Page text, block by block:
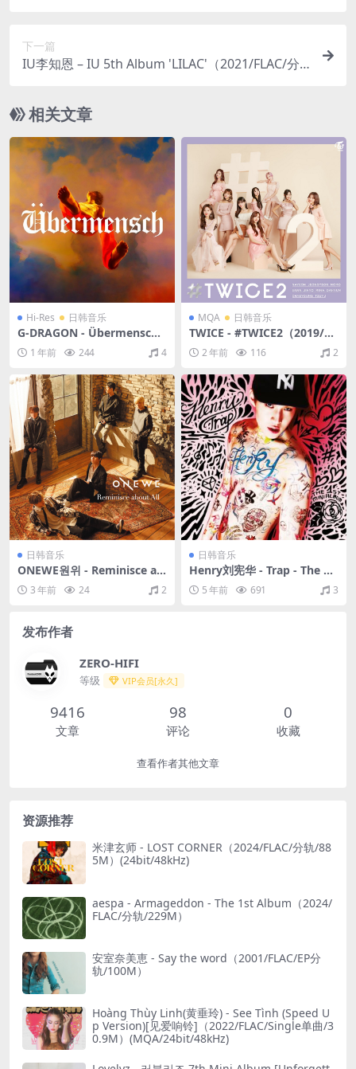
下一篇
IU李知恩 – IU 5th Album 'LILAC'（2021/FLAC/分
相关文章
Hi-Res 日韩音乐
G-DRAGON - Übermensch
（2025/FLAC/分轨/321M）
(24bit/48kHz)
1 年前 244 4
MQA 日韩音乐
TWICE - #TWICE2（2019/FL
AC/EP分轨/133M）
2 年前 116 2
日韩音乐
ONEWE원위 - Reminisce ab
out All（2019/FLAC/EP分
轨/78.9M）
3 年前 24 2
日韩音乐
Henry刘宪华 - Trap - The 1s
t Mini Album（2013/FLAC/
EP分轨/156M）
5 年前 691 3
发布作者
ZERO-HIFI
等级 VIP会员[永久]
9416
文章
98
评论
0
收藏
查看作者其他文章
资源推荐
米津玄师 - LOST CORNER（2024/FLAC/分轨/88
5M）(24bit/48kHz)
aespa - Armageddon - The 1st Album（2024/
FLAC/分轨/229M）
安室奈美恵 - Say the word（2001/FLAC/EP分
轨/100M）
Hoàng Thùy Linh(黄垂玲) - See Tình (Speed U
p Version)[见爱响铃]（2022/FLAC/Single单曲/3
0.9M）(MQA/24bit/48kHz)